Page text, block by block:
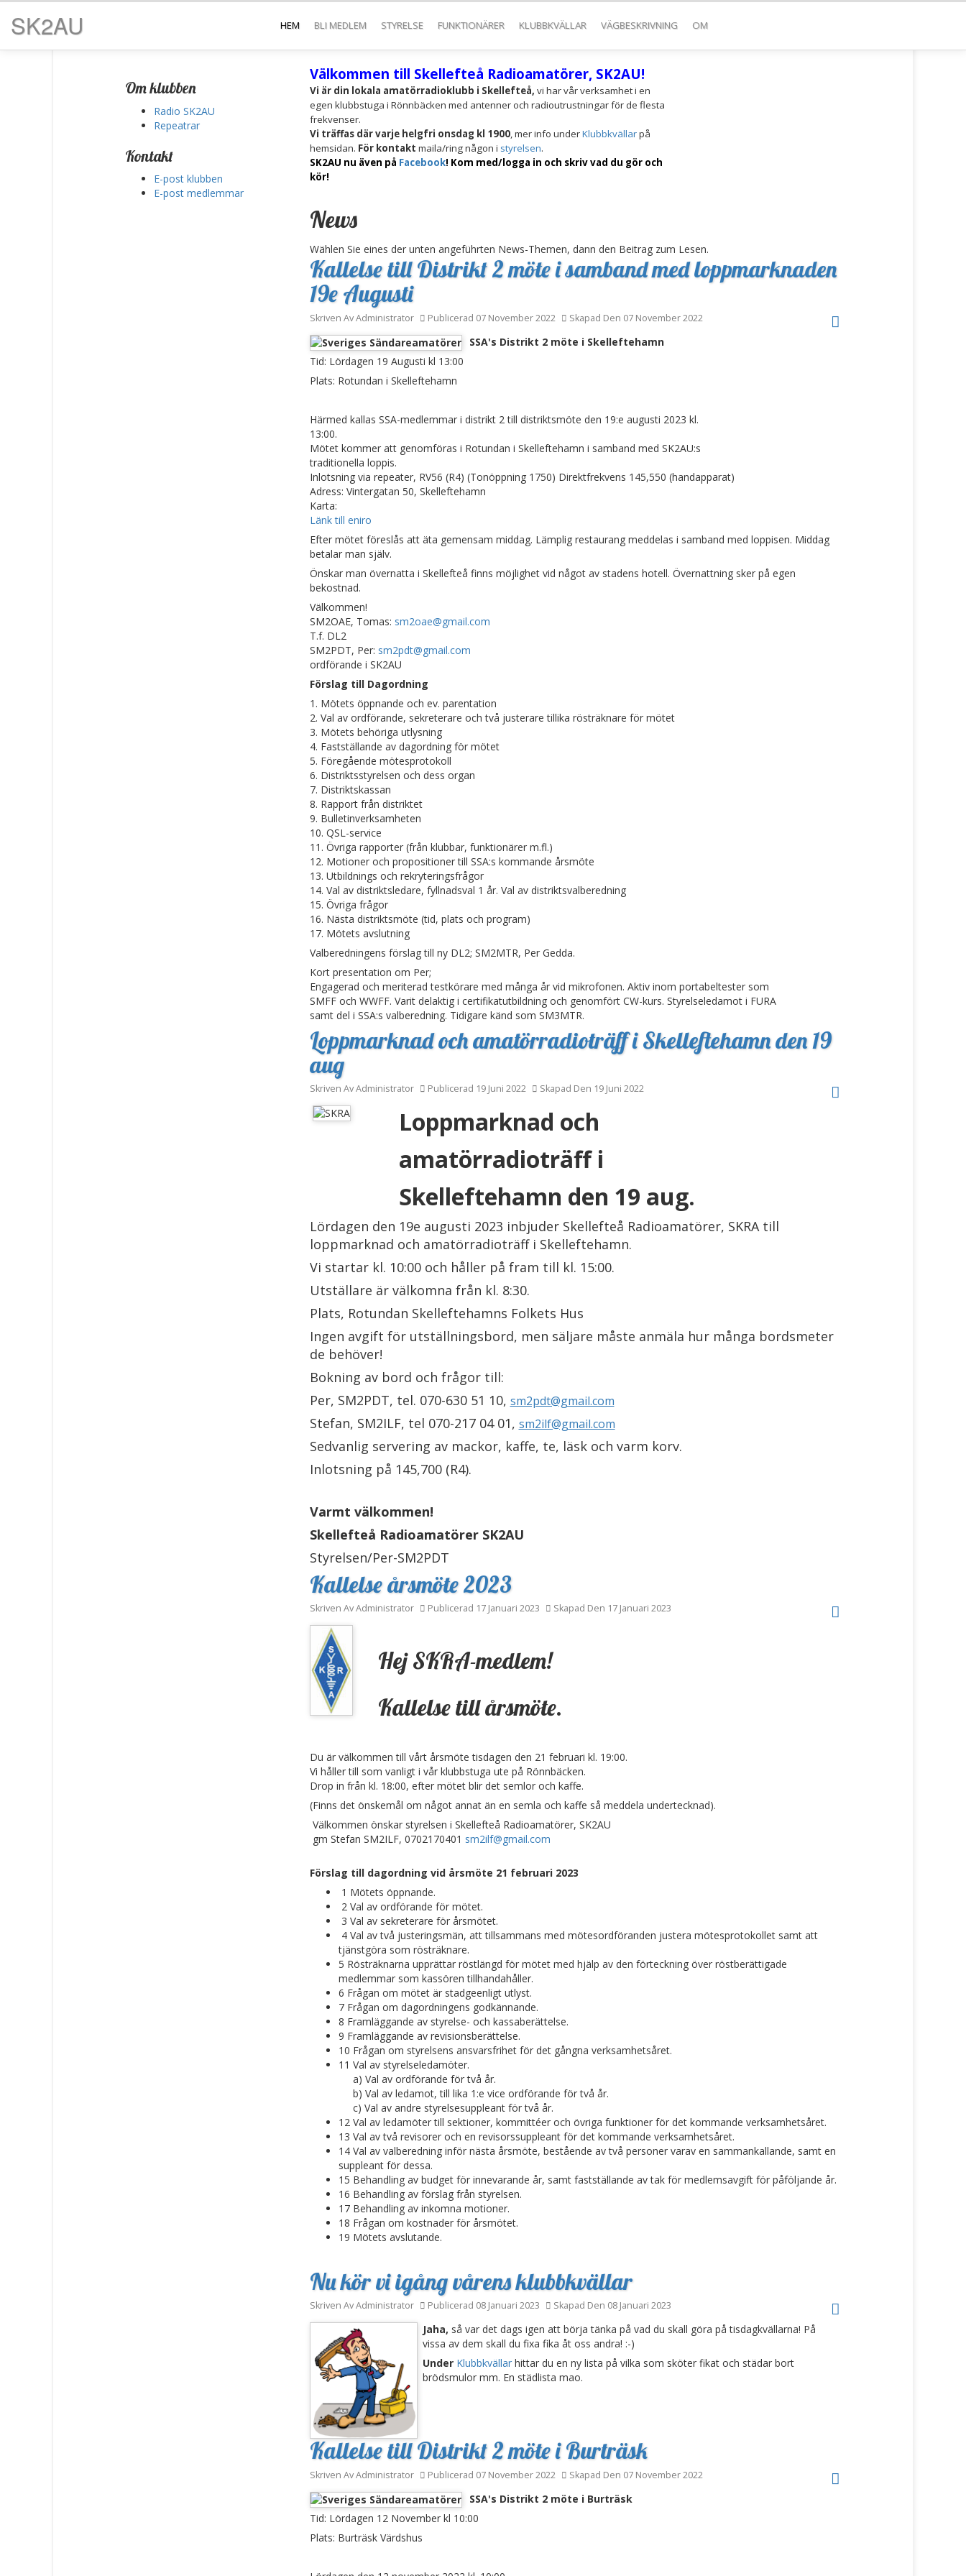
SK2AU HEM BLI MEDLEM STYRELSE FUNKTIONÄRER KLUBBKVÄLLAR VÄGBESKRIVNING OM
Om klubben
Radio SK2AU
Repeatrar
Kontakt
E-post klubben
E-post medlemmar
Välkommen till Skellefteå Radioamatörer, SK2AU!
Vi är din lokala amatörradioklubb i Skellefteå, vi har vår verksamhet i en
egen klubbstuga i Rönnbäcken med antenner och radioutrustningar för de flesta
frekvenser.
Vi träffasdär varje helgfri onsdag kl 1900, mer info underKlubbkvällarpå
hemsidan. För kontakt maila/ring någon i styrelsen.
SK2AU nu även på Facebook! Kom med/logga in och skriv vad du gör och
kör!
News
Wählen Sie eines der unten angeführten News-Themen, dann den Beitrag zum Lesen.
Kallelse till Distrikt 2 möte i samband med loppmarknaden
19e Augusti
Skriven AvAdministrator Publicerad 07 November 2022 Skapad Den 07 November 2022
SSA's Distrikt 2 möte i Skelleftehamn
Tid: Lördagen 19 Augusti kl 13:00
Plats: Rotundan i Skelleftehamn
Härmed kallas SSA-medlemmar i distrikt 2 till distriktsmöte den 19:e augusti 2023 kl.
13:00.
Mötet kommer att genomföras i Rotundan i Skelleftehamn i samband med SK2AU:s
traditionella loppis.
Inlotsning via repeater, RV56 (R4) (Tonöppning 1750) Direktfrekvens 145,550 (handapparat)
Adress: Vintergatan 50, Skelleftehamn
Karta:
Länk till eniro
Efter mötet föreslås att äta gemensam middag. Lämplig restaurang meddelas i samband med loppisen. Middag
betalar man själv.
Önskar man övernatta i Skellefteå finns möjlighet vid något av stadens hotell. Övernattning sker på egen
bekostnad.
Välkommen!
SM2OAE, Tomas: sm2oae@gmail.com
T.f. DL2
SM2PDT, Per: sm2pdt@gmail.com
ordförande i SK2AU
Förslag till Dagordning
1. Mötets öppnande och ev. parentation
2. Val av ordförande, sekreterare och två justerare tillika rösträknare för mötet
3. Mötets behöriga utlysning
4. Fastställande av dagordning för mötet
5. Föregående mötesprotokoll
6. Distriktsstyrelsen och dess organ
7. Distriktskassan
8. Rapport från distriktet
9. Bulletinverksamheten
10. QSL-service
11. Övriga rapporter (från klubbar, funktionärer m.fl.)
12. Motioner och propositioner till SSA:s kommande årsmöte
13. Utbildnings och rekryteringsfrågor
14. Val av distriktsledare, fyllnadsval 1 år. Val av distriktsvalberedning
15. Övriga frågor
16. Nästa distriktsmöte (tid, plats och program)
17. Mötets avslutning
Valberedningens förslag till ny DL2; SM2MTR, Per Gedda.
Kort presentation om Per;
Engagerad och meriterad testkörare med många år vid mikrofonen. Aktiv inom portabeltester som
SMFF och WWFF. Varit delaktig i certifikatutbildning och genomfört CW-kurs. Styrelseledamot i FURA
samt del i SSA:s valberedning. Tidigare känd som SM3MTR.
Loppmarknad och amatörradioträff i Skelleftehamn den 19
aug
Skriven AvAdministrator Publicerad 19 Juni 2022 Skapad Den 19 Juni 2022
Loppmarknad och
amatörradioträff i
Skelleftehamn den 19 aug.
Lördagen den 19e augusti 2023 inbjuder Skellefteå Radioamatörer, SKRA till
loppmarknad och amatörradioträff i Skelleftehamn.
Vi startar kl. 10:00 och håller på fram till kl. 15:00.
Utställare är välkomna från kl. 8:30.
Plats, Rotundan Skelleftehamns Folkets Hus
Ingen avgift för utställningsbord, men säljare måste anmäla hur många bordsmeter
de behöver!
Bokning av bord och frågor till:
Per, SM2PDT, tel. 070-630 51 10, sm2pdt@gmail.com
Stefan, SM2ILF, tel 070-217 04 01, sm2ilf@gmail.com
Sedvanlig servering av mackor, kaffe, te, läsk och varm korv.
Inlotsning på 145,700 (R4).
Varmt välkommen!
Skellefteå Radioamatörer SK2AU
Styrelsen/Per-SM2PDT
Kallelse årsmöte 2023
Skriven AvAdministrator Publicerad 17 Januari 2023 Skapad Den 17 Januari 2023
Hej SKRA-medlem!
Kallelse till årsmöte.
Du är välkommen till vårt årsmöte tisdagen den 21 februari kl. 19:00.
Vi håller till som vanligt i vår klubbstuga ute på Rönnbäcken.
Drop in från kl. 18:00, efter mötet blir det semlor och kaffe.
(Finns det önskemål om något annat än en semla och kaffe så meddela undertecknad).
Välkommen önskar styrelsen i Skellefteå Radioamatörer, SK2AU
gm Stefan SM2ILF, 0702170401 sm2ilf@gmail.com
Förslag till dagordning vid årsmöte 21 februari 2023
1 Mötets öppnande.
2 Val av ordförande för mötet.
3 Val av sekreterare för årsmötet.
4 Val av två justeringsmän, att tillsammans med mötesordföranden justera mötesprotokollet samt att
tjänstgöra som rösträknare.
5 Rösträknarna upprättar röstlängd för mötet med hjälp av den förteckning över röstberättigade
medlemmar som kassören tillhandahåller.
6 Frågan om mötet är stadgeenligt utlyst.
7 Frågan om dagordningens godkännande.
8 Framläggande av styrelse- och kassaberättelse.
9 Framläggande av revisionsberättelse.
10 Frågan om styrelsens ansvarsfrihet för det gångna verksamhetsåret.
11 Val av styrelseledamöter.
a) Val av ordförande för två år.
b) Val av ledamot, till lika 1:e vice ordförande för två år.
c) Val av andre styrelsesuppleant för två år.
12 Val av ledamöter till sektioner, kommittéer och övriga funktioner för det kommande verksamhetsåret.
13 Val av två revisorer och en revisorssuppleant för det kommande verksamhetsåret.
14 Val av valberedning inför nästa årsmöte, bestående av två personer varav en sammankallande, samt en
suppleant för dessa.
15 Behandling av budget för innevarande år, samt fastställande av tak för medlemsavgift för påföljande år.
16 Behandling av förslag från styrelsen.
17 Behandling av inkomna motioner.
18 Frågan om kostnader för årsmötet.
19 Mötets avslutande.
Nu kör vi igång vårens klubbkvällar
Skriven AvAdministrator Publicerad 08 Januari 2023 Skapad Den 08 Januari 2023
Jaha, så var det dags igen att börja tänka på vad du skall göra på tisdagkvällarna! På
vissa av dem skall du fixa fika åt oss andra! :-)
Under Klubbkvällarhittar du en ny lista på vilka som sköter fikat och städar bort
brödsmulor mm. En städlista mao.
Kallelse till Distrikt 2 möte i Burträsk
Skriven AvAdministrator Publicerad 07 November 2022 Skapad Den 07 November 2022
SSA's Distrikt 2 möte i Burträsk
Tid: Lördagen 12 November kl 10:00
Plats: Burträsk Värdshus